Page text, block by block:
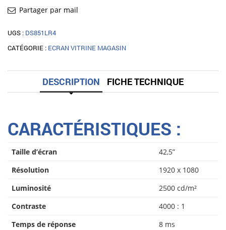
DynaScan
DS431LT4
Partager par mail
UGS : DS851LR4
CATÉGORIE : ECRAN VITRINE MAGASIN
DESCRIPTION FICHE TECHNIQUE
CARACTÉRISTIQUES :
Taille d’écran
42,5”
Résolution
1920 x 1080
Luminosité
2500 cd/m²
Contraste
4000 : 1
Temps de réponse
8 ms